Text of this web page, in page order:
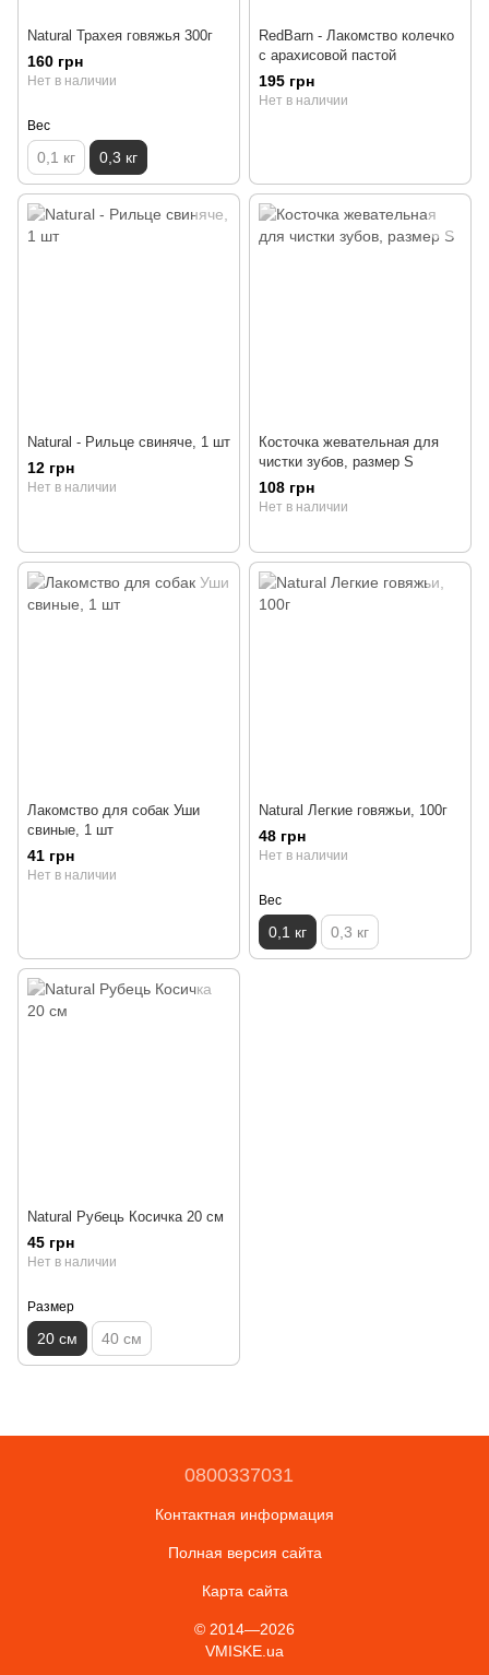
Natural Трахея говяжья 300г
160 грн
Нет в наличии
Вес
0,1 кг 0,3 кг
RedBarn - Лакомство колечко
с арахисовой пастой
195 грн
Нет в наличии
Natural - Рильце свиняче, 1 шт
12 грн
Нет в наличии
Косточка жевательная для
чистки зубов, размер S
108 грн
Нет в наличии
Лакомство для собак Уши
свиные, 1 шт
41 грн
Нет в наличии
Natural Легкие говяжьи, 100г
48 грн
Нет в наличии
Вес
0,1 кг 0,3 кг
Natural Рубець Косичка 20 см
45 грн
Нет в наличии
Размер
20 см 40 см
0800337031
Контактная информация
Полная версия сайта
Карта сайта
© 2014—2026
VMISKE.ua